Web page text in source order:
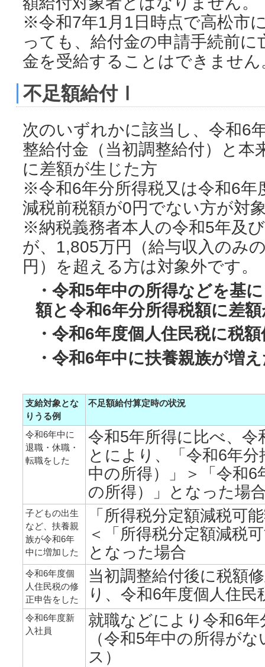
※令和7年1月1日時点で高松市
っても、給付金の申請手続前
金を受給することはできません
不足額給付Ⅰ
次のいずれかに該当し、令和6
整給付金（当初調整給付）と本
に差額が生じた方
※令和6年分所得税又は令和6年
減税前税額が0円でない方が対
※納税義務者本人の令和5年及
が、1,805万円（給与収入のみ
円）を超える方は対象外です。
・令和5年中の所得などを基
額と令和6年分所得税額に差
・令和6年度個人住民税に税
・令和6年中に扶養親族が増
支給対象とな
りうる例
不足額給付算定時の状況
令和6年中に
退職・休職・
転職をした
令和5年所得に比べ、
とにより、「令和6年
中の所得）」＞「令和6
の所得）」となった場
子どもの出生
など、扶養親
族が令和6年
中に増加した
「所得税分定額減税可
＜「所得税分定額減税
となった場合
令和6年度個
人住民税の修
正申告をした
当初調整給付後に税額
り、令和6年度個人住
令和6年度新
入社員
就職などにより令和6
（令和5年中の所得が
ス）